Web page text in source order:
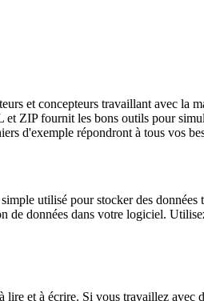
et concepteurs travaillant avec
fournit les bons outils pour
d'exemple répondront à tous vos
utilisé pour stocker des
données dans votre logiciel.
et à écrire. Si vous travaillez